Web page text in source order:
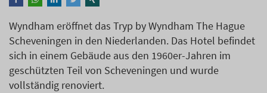
Wyndham eröffnet das Tryp by Wyndham The Hague
Scheveningen in den Niederlanden. Das Hotel befindet
sich in einem Gebäude aus den 1960er-Jahren im
geschützten Teil von Scheveningen und wurde
vollständig renoviert.